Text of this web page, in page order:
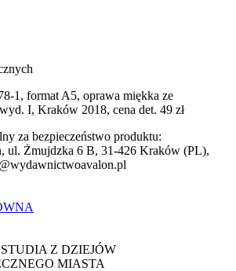
1, format A5, oprawa miękka ze
I, Kraków 2018, cena det. 49 zł
za bezpieczeństwo produktu:
ul. Żmujdzka 6 B, 31-426 Kraków (PL),
Z DZIEJÓW
MIASTA